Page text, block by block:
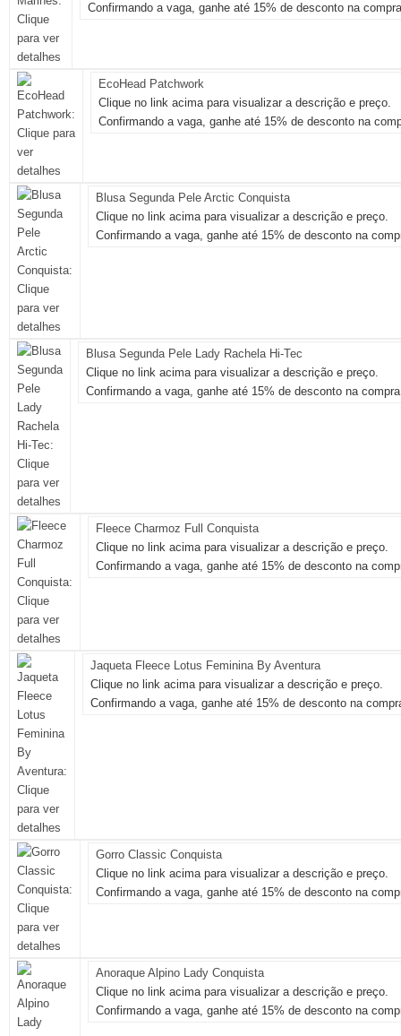
Confirmando a vaga, ganhe até 15% de desconto na
EcoHead Patchwork
Clique no link acima para visualizar a descrição e preço.
Confirmando a vaga, ganhe até 15% de desconto na
Blusa Segunda Pele Arctic Conquista
Clique no link acima para visualizar a descrição e preço.
Confirmando a vaga, ganhe até 15% de desconto na
Blusa Segunda Pele Lady Rachela Hi-Tec
Clique no link acima para visualizar a descrição e preço.
Confirmando a vaga, ganhe até 15% de desconto na
Fleece Charmoz Full Conquista
Clique no link acima para visualizar a descrição e preço.
Confirmando a vaga, ganhe até 15% de desconto na
Jaqueta Fleece Lotus Feminina By Aventura
Clique no link acima para visualizar a descrição e preço.
Confirmando a vaga, ganhe até 15% de desconto na
Gorro Classic Conquista
Clique no link acima para visualizar a descrição e preço.
Confirmando a vaga, ganhe até 15% de desconto na
Anoraque Alpino Lady Conquista
Clique no link acima para visualizar a descrição e preço.
Confirmando a vaga, ganhe até 15% de desconto na